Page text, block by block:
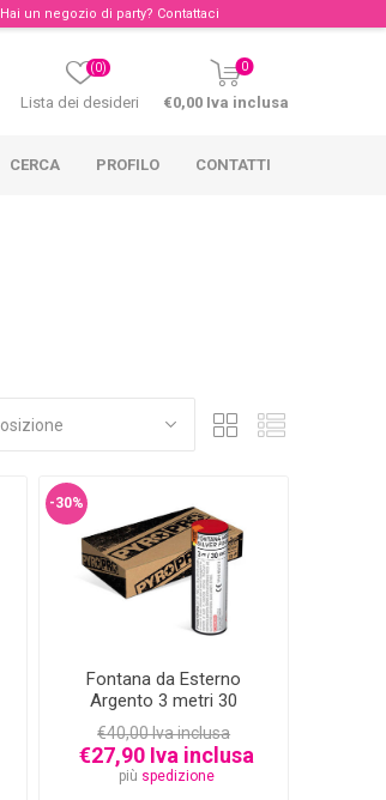
Hai un negozio di party? Contattaci
Lista dei desideri
(0) 0
€0,00 Iva inclusa
CERCA PROFILO CONTATTI
-30%
Fontana da Esterno
Argento 3 metri 30
secondi 5 pezzi
€40,00 Iva inclusa
€27,90 Iva inclusa
più spedizione